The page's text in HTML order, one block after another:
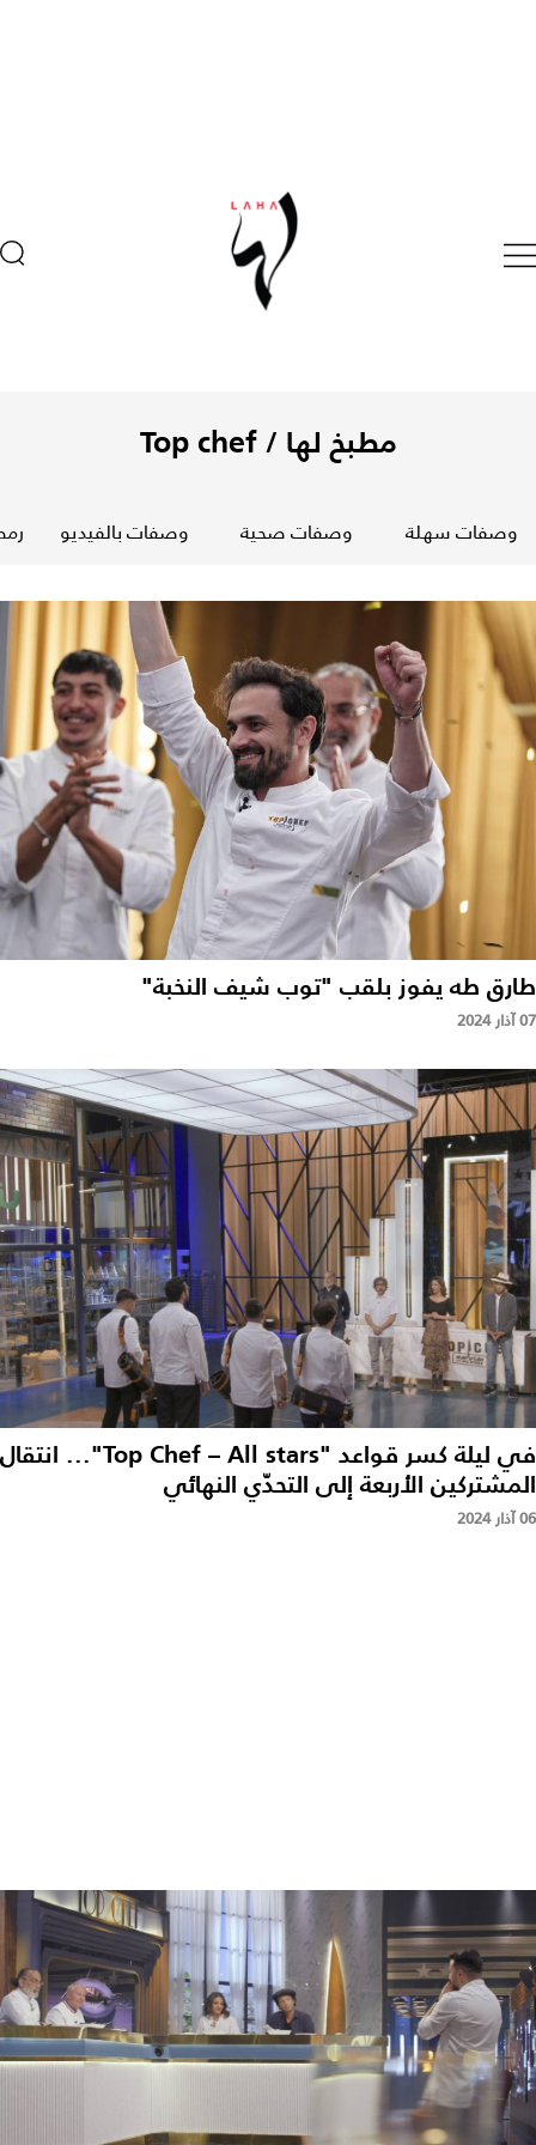
مطبخ لها /Top chef
وصفات سهلة وصفات صحية وصفات بالفيديو
طارق طه يفوز بلقب "توب شيف النخبة"
07 آذار 2024
في ليلة كسر قواعد "Top Chef – All stars"... انتقال
المشتركين الأربعة إلى التحدّي النهائي
06 آذار 2024